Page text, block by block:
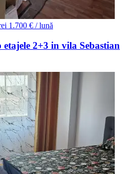
1.700 € / lună
2+3 in vila Sebastian